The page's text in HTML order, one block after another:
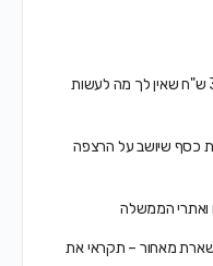
אם יש לך בחשבון הבנק עודף של 3,728 ש"ח שאין לך מה לעשות
כסף שיושב על הרצפה
ואתרי הממשלה
מאחור – תקראי את